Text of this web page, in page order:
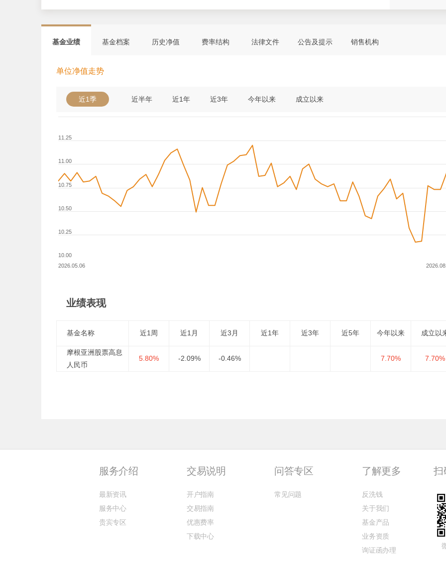
基金业绩 基金档案 历史净值 费率结构 法律文件 公告及提示 销售机构
单位净值走势
近1季 近半年 近1年 近3年 今年以来 成立以来
2026.05.06
10.00
10.25
10.50
10.75
11.00
11.25
业绩表现
基金名称 近1周 近1月 近3月 近1年 近3年 近5年 今年以来 成立以
摩根亚洲股票高息
人民币
5.80% -2.09% -0.46% 7.70% 7.70%
服务介绍
最新资讯
服务中心
贵宾专区
交易说明
开户指南
交易指南
优惠费率
下载中心
问答专区
常见问题
了解更多
反洗钱
关于我们
基金产品
业务资质
询证函办理
扫